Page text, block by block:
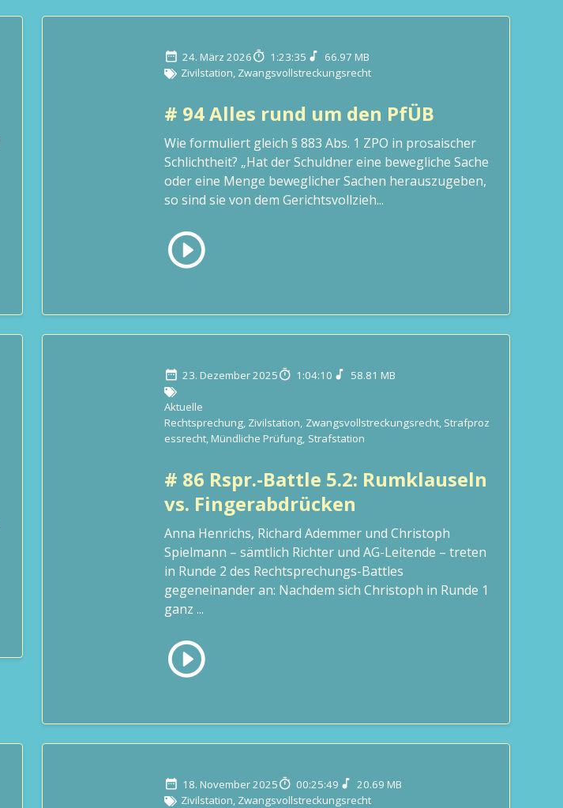
24. März 2026 1:23:35
66.97 MB
Zivilstation, Zwangsvollstreckungsrecht
# 94 Alles rund um den PfÜB
Wie formuliert gleich § 883 Abs. 1 ZPO in prosaischer
Schlichtheit? „Hat der Schuldner eine bewegliche Sache
oder eine Menge beweglicher Sachen herauszugeben,
so sind sie von dem Gerichtsvollzieh...
23. Dezember 2025 1:04:10 58.81 MB
Aktuelle
Rechtsprechung, Zivilstation, Zwangsvollstreckungsrecht, Strafproz
essrecht, Mündliche Prüfung, Strafstation
# 86 Rspr.-Battle 5.2: Rumklauseln
vs. Fingerabdrücken
Anna Henrichs, Richard Ademmer und Christoph
Spielmann – sämtlich Richter und AG-Leitende – treten
in Runde 2 des Rechtsprechungs-Battles
gegeneinander an: Nachdem sich Christoph in Runde 1
ganz ...
18. November 2025 00:25:49
20.69 MB
Zivilstation, Zwangsvollstreckungsrecht